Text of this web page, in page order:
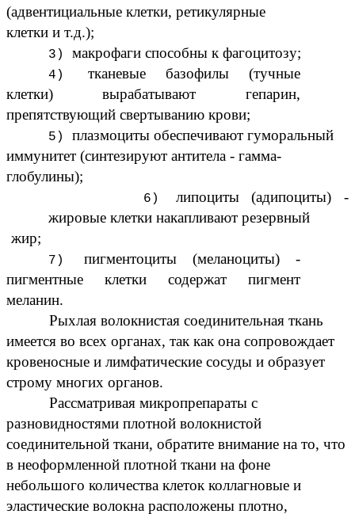
(адвентициальные клетки, ретикулярные
клетки и т.д.);
макрофаги способны к фагоцитозу;
тканевые базофилы (тучные
клетки) вырабатывают гепарин,
препятствующий свертыванию крови;
плазмоциты обеспечивают гуморальный
иммунитет (синтезируют антитела - гамма-
глобулины);
липоциты (адипоциты) -
жировые клетки накапливают резервный
жир;
пигментоциты (меланоциты) -
пигментные клетки содержат пигмент
меланин.
Рыхлая волокнистая соединительная ткань
имеется во всех органах, так как она сопровождает
кровеносные и лимфатические сосуды и образует
строму многих органов.
Рассматривая микропрепараты с
разновидностями плотной волокнистой
соединительной ткани, обратите внимание на то, что
в неоформленной плотной ткани на фоне
небольшого количества клеток коллагновые и
эластические волокна расположены плотно,